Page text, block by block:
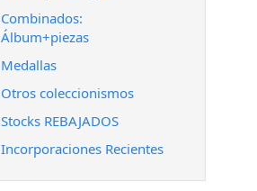
Combinados:
Álbum+piezas
Medallas
Otros coleccionismos
Stocks REBAJADOS
Incorporaciones Recientes